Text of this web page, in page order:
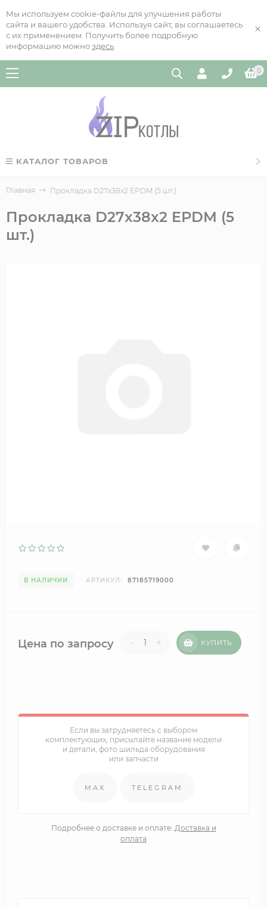
Мы используем cookie-файлы для улучшения работы
сайта и вашего удобства. Используя сайт, вы соглашаетесь
с их применением. Получить более подробную
информацию можно здесь
×
0
КАТАЛОГ ТОВАРОВ
Главная Прокладка D27x38x2 EPDM (5 шт.)
Прокладка D27x38x2 EPDM (5
шт.)
В НАЛИЧИИ АРТИКУЛ: 87185719000
Цена по запросу - + КУПИТЬ
Если вы затрудняетесь с выбором
комплектующих, присылайте название модели
и детали, фото шильда оборудования
или запчасти
MAX TELEGRAM
Подробнее о доставке и оплате: Доставка и
оплата